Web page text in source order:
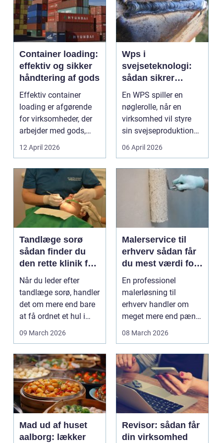
Container loading:
effektiv og sikker
håndtering af gods
Effektiv container
loading er afgørende
for virksomheder, der
arbejder med gods,
skrot eller ...
12 April 2026
Wps i
svejseteknologi:
sådan sikrer
virksomheder
kvalitet og
sporbarhed
En WPS spiller en
nøglerolle, når en
virksomhed vil styre
sin svejseproduktion
sikkert, ensartet og ...
06 April 2026
Tandlæge sorø
sådan finder du
den rette klinik for
dig
Når du leder efter
tandlæge sorø, handler
det om mere end bare
at få ordnet et hul i
tanden. For man...
09 March 2026
Malerservice til
erhverv sådan får
du mest værdi for
pengene
En professionel
malerløsning til
erhverv handler om
meget mere end pæne
vægge. Malerarbejde
08 March 2026
Mad ud af huset
aalborg: lækker
Revisor: sådan får
din virksomhed